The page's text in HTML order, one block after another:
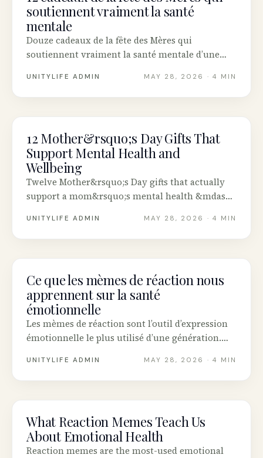
soutiennent vraiment la santé
mentale
Douze cadeaux de la fête des Mères qui
soutiennent vraiment la santé mentale d’une
sur l’épuisement des aidantes et où acheter au
Canada.
UNITYLIFE ADMIN MAY 28, 2026 · 4 MIN
MENTAL HEALTH
12 Mother&rsquo;s Day Gifts That
Support Mental Health and
Wellbeing
Twelve Mother&rsquo;s Day gifts that actually
support a mom&rsquo;s mental health &mdash;
burnout and where to buy in Canada.
UNITYLIFE ADMIN MAY 28, 2026 · 4 MIN
MENTAL HEALTH
Ce que les mèmes de réaction nous
apprennent sur la santé
émotionnelle
Les mèmes de réaction sont l’outil d’expression
émotionnelle le plus utilisé d’une génération.
du partage — et quand la culture mème aide ou
nuit à la santé mentale.
UNITYLIFE ADMIN MAY 28, 2026 · 4 MIN
MENTAL HEALTH
What Reaction Memes Teach Us
About Emotional Health
Reaction memes are the most-used emotional